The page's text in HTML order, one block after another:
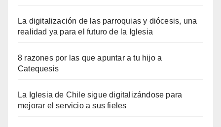
La digitalización de las parroquias y diócesis, una
realidad ya para el futuro de la Iglesia
8 razones por las que apuntar a tu hijo a
Catequesis
La Iglesia de Chile sigue digitalizándose para
mejorar el servicio a sus fieles